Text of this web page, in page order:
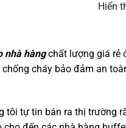
Hiển
nhà hàngchất lượng giá rẻ
cháy bảo đảm an
tôi tự tin bán ra thị trường